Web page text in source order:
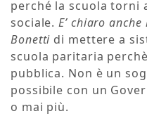
perché la scuola torni
sociale.E’ chiaro
Bonetti di mettere a
scuola paritaria
pubblica. Non è un
possibile con un
o mai più.